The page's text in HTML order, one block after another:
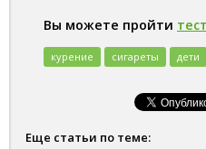
Вы можете пройти
курение сигареты дети
Еще статьи по теме: